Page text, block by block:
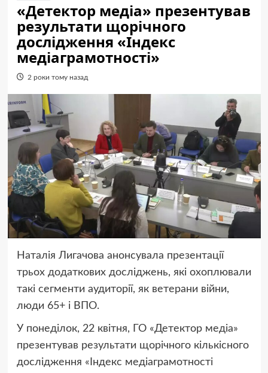
«Детектор медіа» презентував
результати щорічного
дослідження «Індекс
медіаграмотності»
2 роки тому назад
Наталія Лигачова анонсувала презентації
трьох додаткових досліджень, які охоплювали
такі сегменти аудиторії, як ветерани війни,
люди 65+ і ВПО.
У понеділок, 22 квітня, ГО «Детектор медіа»
презентував результати щорічного кількісного
дослідження «Індекс медіаграмотності